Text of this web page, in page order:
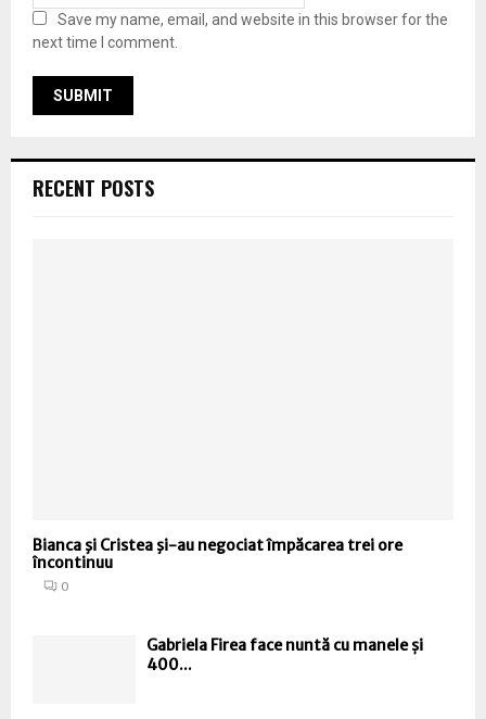
Save my name, email, and website in this browser for the
next time I comment.
RECENT POSTS
Bianca şi Cristea şi-au negociat împăcarea trei ore
încontinuu
0
Gabriela Firea face nuntă cu manele și
400...